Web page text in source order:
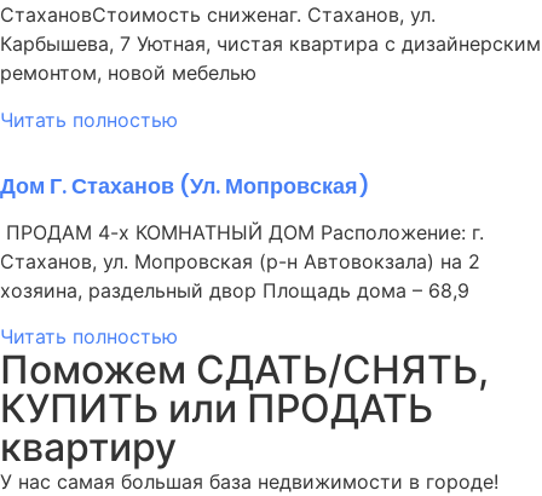
СтахановСтоимость сниженаг. Стаханов, ул.
Карбышева, 7 Уютная, чистая квартира с дизайнерским
ремонтом, новой мебелью
Читать полностью
Дом Г. Стаханов (ул. Мопровская)
ПРОДАМ 4-х КОМНАТНЫЙ ДОМ Расположение: г.
Стаханов, ул. Мопровская (р-н Автовокзала) на 2
хозяина, раздельный двор Площадь дома – 68,9
Читать полностью
Поможем СДАТЬ/СНЯТЬ,
КУПИТЬ или ПРОДАТЬ
квартиру
У нас самая большая база недвижимости в городе!